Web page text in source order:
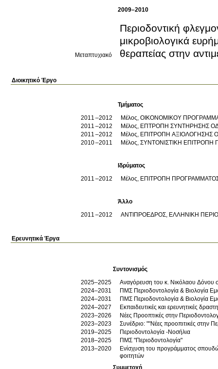
2009–2010
Μεταπτυχιακό
Περιοδοντική
μικροβιολογικά
θεραπείας στην
Διοικητικό Έργο
Τμήματος
2011
2012
Μέλος, ΟΙΚΟΝΟΜΙΚΟΥ
2011
2012
Μέλος, ΕΠΤΡΟΠΗ ΣΥΝΤΗΡΗΣΗΣ
2011
2012
Μέλος, ΕΠΙΤΡΟΠΗ
2010
2011 Μέλος, ΣΥΝΤΟΝΙΣΤΙΚΗ
Ιδρύματος
2011
2012 Μέλος, ΕΠΙΤΡΟΠΗ
Άλλο
2011
2012 ΑΝΤΙΠΡΟΕΔΡΟΣ, ΕΛΛΗΝΙΚΗ
Ερευνητικά Έργα
Συντονισμός
2025–2025
Αναγόρευση του κ. Νικόλαου Δόνου
2024–2031
ΠΜΣ Περιοδοντολογία & Βιολογία
2024–2031
ΠΜΣ Περιοδοντολογία & Βιολογία
2024–2027
Εκπαιδευτικές και ερευνητικές
2023–2026
Νέες Προοπτικές στην
2023–2023
Συνέδριο: ""Νέες προοπιτικές στην
2019–2025
Περιοδοντολογία -Νοσήλια
2018–2025
ΠΜΣ "Περιοδοντολογία"
2013–2020
Ενίσχυση του προγράμματος
φοιτητών